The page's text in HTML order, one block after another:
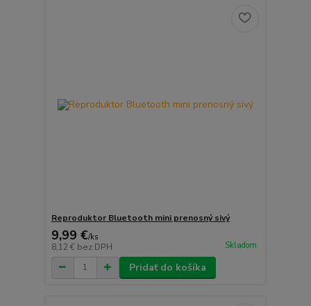
Reproduktor Bluetooth mini prenosný sivý
9,99 €/ks
8,12 € bez DPH Skladom
Pridať do košíka